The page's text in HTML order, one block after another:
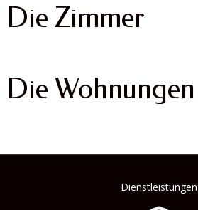
Die Zimmer
Die Wohnungen
Dienstleistungen